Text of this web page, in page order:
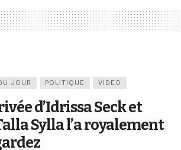
JOUR POLITIQUE VIDEO
d’Idrissa Seck et
Sylla l’a royalement